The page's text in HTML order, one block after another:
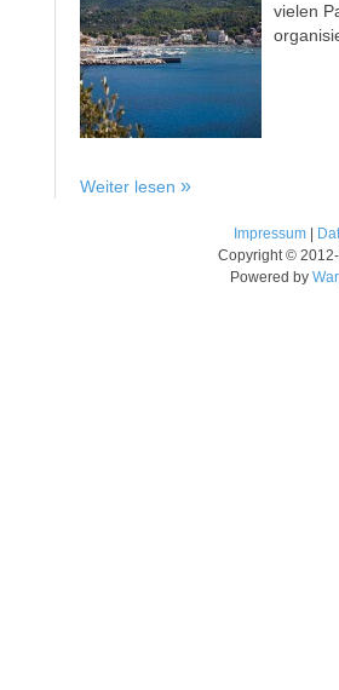
vielen
Weiter lesen
Impressum
Copyright ©
Powered by